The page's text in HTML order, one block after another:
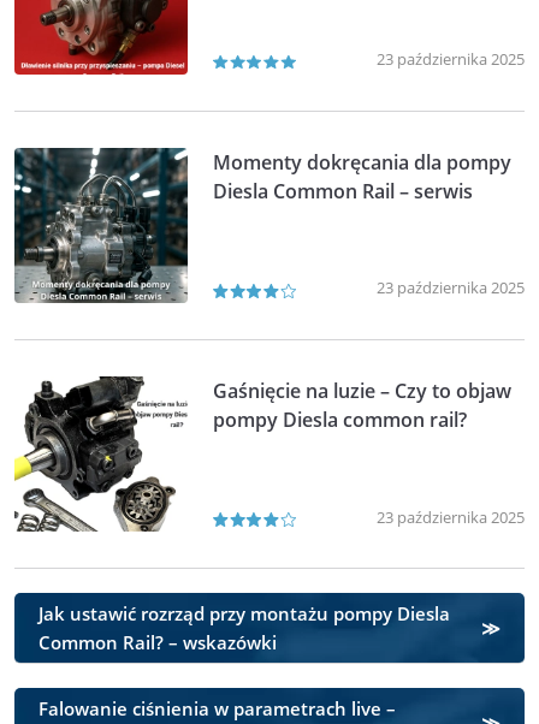
23 października 2025
Momenty dokręcania dla pompy
Diesla Common Rail – serwis
23 października 2025
Gaśnięcie na luzie – Czy to objaw
pompy Diesla common rail?
23 października 2025
Jak ustawić rozrząd przy montażu pompy Diesla
Common Rail? – wskazówki
Falowanie ciśnienia w parametrach live –